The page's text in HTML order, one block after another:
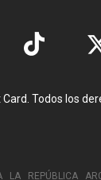
Todos los
LA REPÚBLICA